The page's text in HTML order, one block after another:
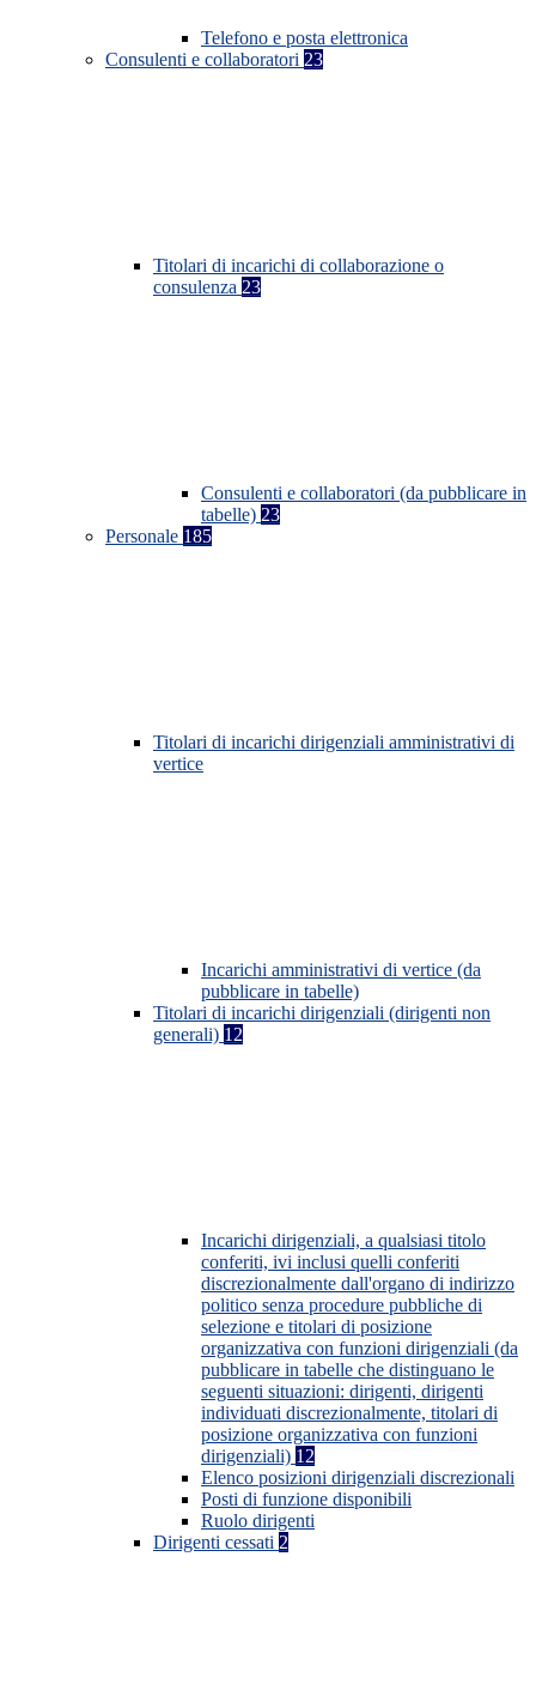
Telefono e posta elettronica
Consulenti e collaboratori 23
Titolari di incarichi di collaborazione o
consulenza 23
Consulenti e collaboratori (da pubblicare in
tabelle) 23
Personale 185
Titolari di incarichi dirigenziali amministrativi di
vertice
Incarichi amministrativi di vertice (da
pubblicare in tabelle)
Titolari di incarichi dirigenziali (dirigenti non
generali) 12
Incarichi dirigenziali, a qualsiasi titolo
conferiti, ivi inclusi quelli conferiti
discrezionalmente dall'organo di indirizzo
politico senza procedure pubbliche di
selezione e titolari di posizione
organizzativa con funzioni dirigenziali (da
pubblicare in tabelle che distinguano le
seguenti situazioni: dirigenti, dirigenti
individuati discrezionalmente, titolari di
posizione organizzativa con funzioni
dirigenziali) 12
Elenco posizioni dirigenziali discrezionali
Posti di funzione disponibili
Ruolo dirigenti
Dirigenti cessati 2